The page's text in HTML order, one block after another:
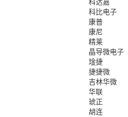
科达嘉
科比电子
康普
康尼
精莱
晶导微电子
琻捷
捷捷微
吉林华微
华联
琥正
胡连